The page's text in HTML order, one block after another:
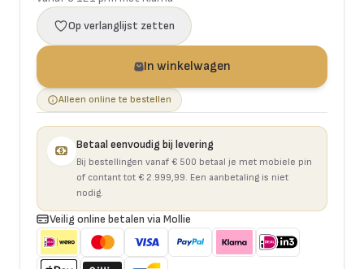
Op verlanglijst zetten
In winkelwagen
Alleen online te bestellen
Betaal eenvoudig bij levering
Bij bestellingen vanaf € 500 betaal je met mobiele pin
of contant tot € 2.999,99. Een aanbetaling is niet
nodig.
Veilig online betalen via Mollie